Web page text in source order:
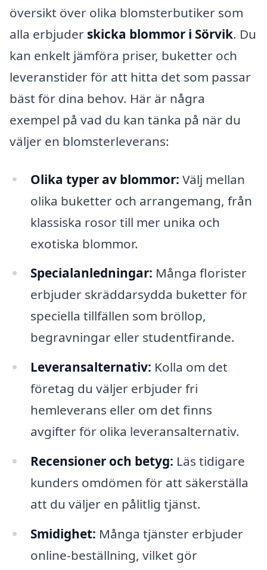
översikt över olika blomsterbutiker som
alla erbjuder skicka blommor i Sörvik. Du
kan enkelt jämföra priser, buketter och
leveranstider för att hitta det som passar
bäst för dina behov. Här är några
exempel på vad du kan tänka på när du
väljer en blomsterleverans:
Olika typer av blommor: Välj mellan
olika buketter och arrangemang, från
klassiska rosor till mer unika och
exotiska blommor.
Specialanledningar: Många florister
erbjuder skräddarsydda buketter för
speciella tillfällen som bröllop,
begravningar eller studentfirande.
Leveransalternativ: Kolla om det
företag du väljer erbjuder fri
hemleverans eller om det finns
avgifter för olika leveransalternativ.
Recensioner och betyg: Läs tidigare
kunders omdömen för att säkerställa
att du väljer en pålitlig tjänst.
Smidighet: Många tjänster erbjuder
online-beställning, vilket gör